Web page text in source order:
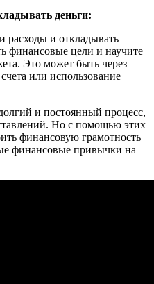
деньги:
расходы и откладывать
финансовые цели и научите
Это может быть через
или использование
и постоянный процесс,
Но с помощью этих
финансовую грамотность
финансовые привычки на